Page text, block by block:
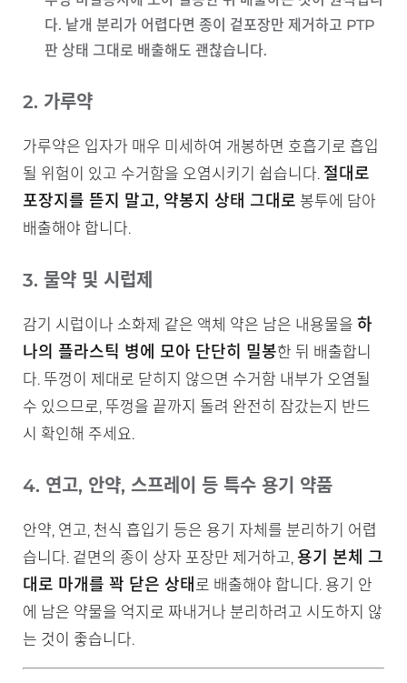
다. 낱개 분리가 어렵다면 종이 겉포장만 제거하고 PTP
판 상태 그대로 배출해도 괜찮습니다.
2. 가루약
가루약은 입자가 매우 미세하여 개봉하면 호흡기로 흡입
될 위험이 있고 수거함을 오염시키기 쉽습니다. 절대로
포장지를 뜯지 말고, 약봉지 상태 그대로 봉투에 담아
배출해야 합니다.
3. 물약 및 시럽제
감기 시럽이나 소화제 같은 액체 약은 남은 내용물을 하
나의 플라스틱 병에 모아 단단히 밀봉한 뒤 배출합니
다. 뚜껑이 제대로 닫히지 않으면 수거함 내부가 오염될
수 있으므로, 뚜껑을 끝까지 돌려 완전히 잠갔는지 반드
시 확인해 주세요.
4. 연고, 안약, 스프레이 등 특수 용기 약품
안약, 연고, 천식 흡입기 등은 용기 자체를 분리하기 어렵
습니다. 겉면의 종이 상자 포장만 제거하고, 용기 본체 그
대로 마개를 꽉 닫은 상태 로 배출해야 합니다. 용기 안
에 남은 약물을 억지로 짜내거나 분리하려고 시도하지 않
는 것이 좋습니다.